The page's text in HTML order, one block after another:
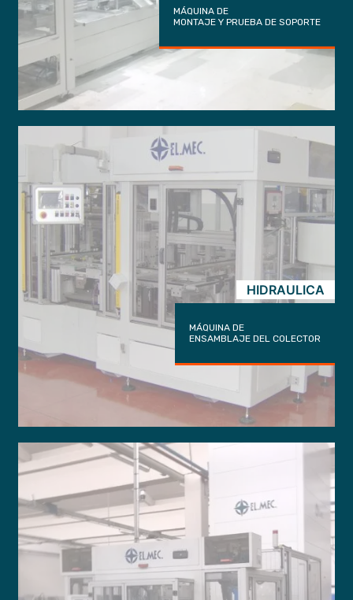
MÁQUINA DE
MONTAJE Y PRUEBA DE SOPORTE
HIDRAULICA
MÁQUINA DE
ENSAMBLAJE DEL COLECTOR